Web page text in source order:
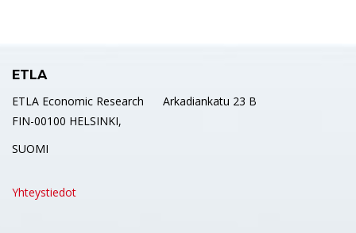
ETLA
ETLA Economic Research Arkadiankatu 23 B
FIN-00100 HELSINKI,
SUOMI
Yhteystiedot